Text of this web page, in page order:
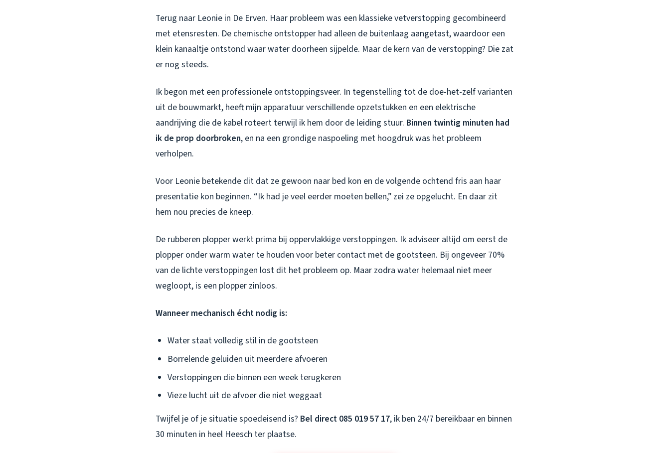
Terug naar Leonie in De Erven. Haar probleem was een klassieke vetverstopping gecombineerd
met etensresten. De chemische ontstopper had alleen de buitenlaag aangetast, waardoor een
klein kanaaltje ontstond waar water doorheen sijpelde. Maar de kern van de verstopping? Die zat
er nog steeds.
Ik begon met een professionele ontstoppingsveer. In tegenstelling tot de doe-het-zelf varianten
uit de bouwmarkt, heeft mijn apparatuur verschillende opzetstukken en een elektrische
aandrijving die de kabel roteert terwijl ik hem door de leiding stuur. Binnen twintig minuten had
ik de prop doorbroken, en na een grondige naspoeling met hoogdruk was het probleem
verholpen.
Voor Leonie betekende dit dat ze gewoon naar bed kon en de volgende ochtend fris aan haar
presentatie kon beginnen. “Ik had je veel eerder moeten bellen,” zei ze opgelucht. En daar zit
hem nou precies de kneep.
De rubberen plopper werkt prima bij oppervlakkige verstoppingen. Ik adviseer altijd om eerst de
plopper onder warm water te houden voor beter contact met de gootsteen. Bij ongeveer 70%
van de lichte verstoppingen lost dit het probleem op. Maar zodra water helemaal niet meer
wegloopt, is een plopper zinloos.
Wanneer mechanisch écht nodig is:
Water staat volledig stil in de gootsteen
Borrelende geluiden uit meerdere afvoeren
Verstoppingen die binnen een week terugkeren
Vieze lucht uit de afvoer die niet weggaat
Twijfel je of je situatie spoedeisend is? Bel direct 085 019 57 17, ik ben 24/7 bereikbaar en binnen
30 minuten in heel Heesch ter plaatse.